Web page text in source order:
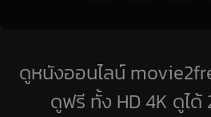
ดูหนังออนไลน์
ดูฟรี ทั้ง HD 4K ดูได้